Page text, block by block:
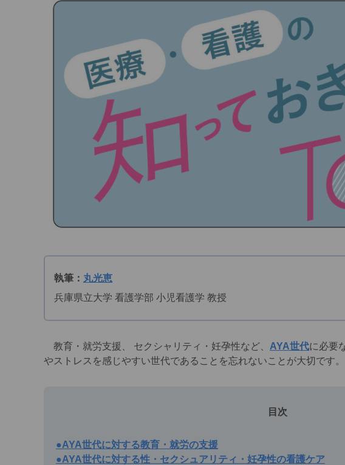
執筆： 丸光恵
兵庫県立大学 看護学部 小児看護学 教授
教育・就労支援、 セクシャリティ・妊孕性など、 AYA世代に必要
やストレスを感じやすい世代であることを忘れないことが大切です。
目次
●AYA世代に対する教育・就労の支援
●AYA世代に対する性・セクシュアリティ・妊孕性の看護ケア